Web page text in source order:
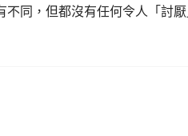
不同，但都沒有任何令人「討厭